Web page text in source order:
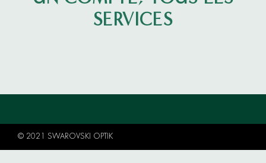
SERVICES
© 2021 SWAROVSKI OPTIK